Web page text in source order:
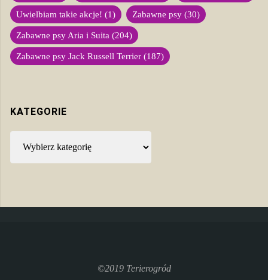
Uwielbiam takie akcje! (1) Zabawne psy (30)
Zabawne psy Aria i Suita (204)
Zabawne psy Jack Russell Terrier (187)
KATEGORIE
©2019 Terierogród